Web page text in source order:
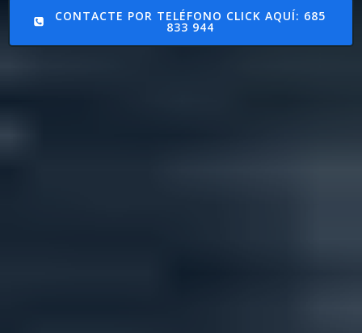
CONTACTE POR TELÉFONO CLICK AQUÍ: 685
833 944